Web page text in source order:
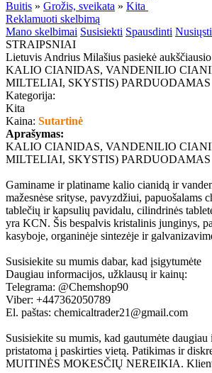
Buitis » Grožis, sveikata » Kita
Reklamuoti skelbimą
Mano skelbimai Susisiekti Spausdinti
STRAIPSNIAI
Lietuvis Andrius Milašius pasiekė
KALIO CIANIDAS, VANDENILIO
MILTELIAI, SKYSTIS) PARDUODAMAS
Kategorija:
Kita
Kaina: Sutartinė
Aprašymas:
KALIO CIANIDAS, VANDENILIO
MILTELIAI, SKYSTIS) PARDUODAMAS
Gaminame ir platiname kalio cianidą ir
mažesnėse srityse, pavyzdžiui,
tablečių ir kapsulių pavidalu, cilindrinės
yra KCN. Šis bespalvis kristalinis junginys,
kasyboje, organinėje sintezėje ir
Susisiekite su mumis dabar, kad įsigytumėte
Daugiau informacijos, užklausų ir kainų:
Telegrama: @Chemshop90
Viber: +447362050789
El. paštas: chemicaltrader21@gmail.com
Susisiekite su mumis, kad gautumėte
pristatoma į paskirties vietą. Patikimas ir
MUITINĖS MOKESČIŲ NEREIKIA.